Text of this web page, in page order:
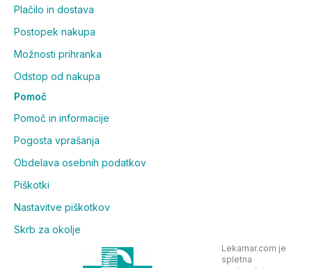
Plačilo in dostava
Postopek nakupa
Možnosti prihranka
Odstop od nakupa
Pomoč
Pomoč in informacije
Pogosta vprašanja
Obdelava osebnih podatkov
Piškotki
Nastavitve piškotkov
Skrb za okolje
Lekarnar.com je
spletna